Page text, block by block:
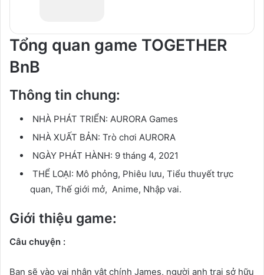
Tổng quan game TOGETHER
BnB
Thông tin chung:
NHÀ PHÁT TRIỂN: AURORA Games
NHÀ XUẤT BẢN: Trò chơi AURORA
NGÀY PHÁT HÀNH: 9 tháng 4, 2021
THỂ LOẠI: Mô phỏng, Phiêu lưu, Tiểu thuyết trực
quan, Thế giới mở, Anime, Nhập vai.
Giới thiệu game:
Câu chuyện :
Bạn sẽ vào vai nhân vật chính James, người anh trai sở hữu